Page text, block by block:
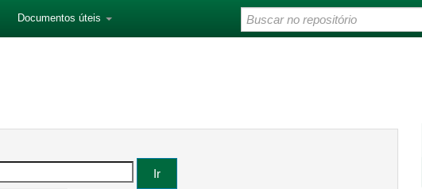
Documentos úteis